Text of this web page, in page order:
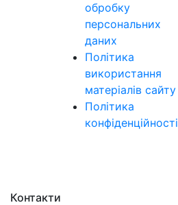
обробку
персональних
даних
Політика
використання
матеріалів сайту
Політика
конфіденційності
Контакти